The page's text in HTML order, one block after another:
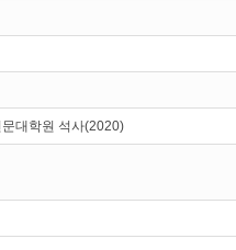
대학원 석사(2020)